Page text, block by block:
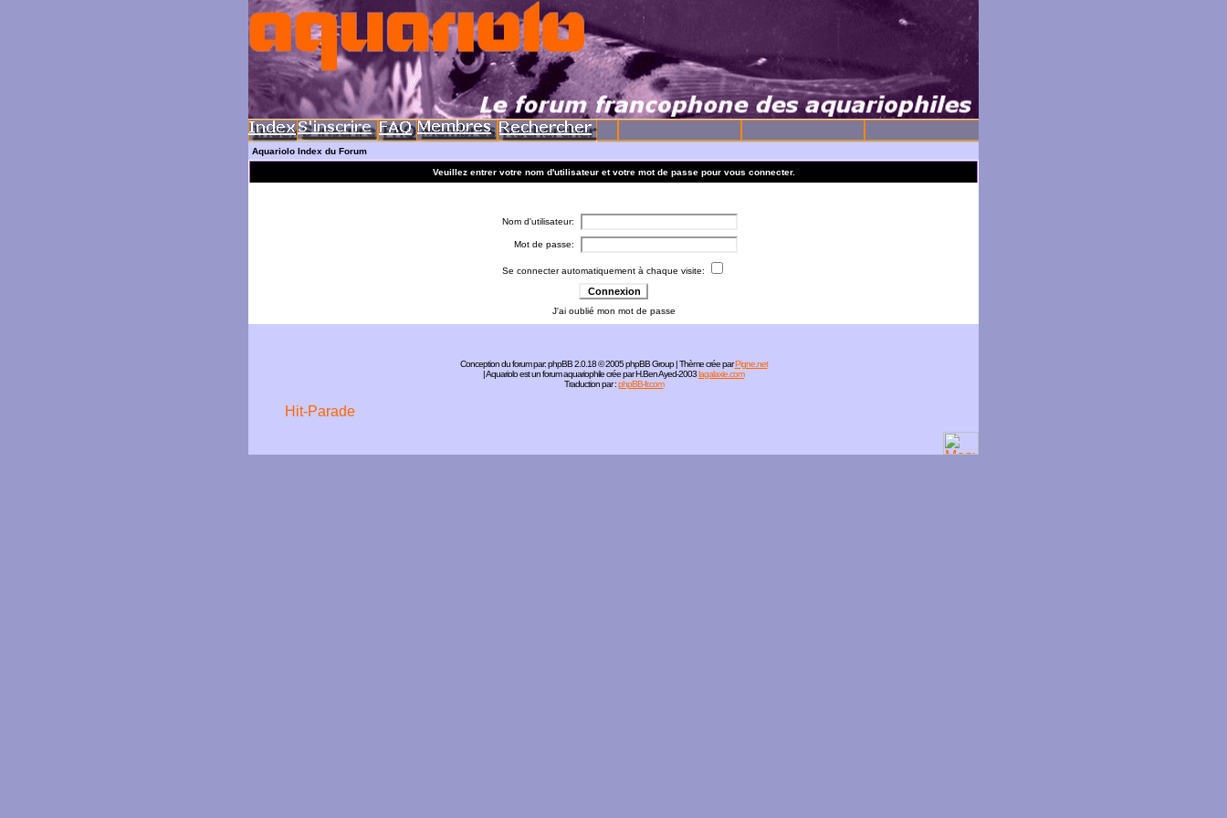
Aquariolo Index du Forum
Veuillez entrer votre nom d'utilisateur et votre mot de passe pour vous connecter.
Nom d'utilisateur:
Mot de passe:
Se connecter automatiquement à chaque visite:
J'ai oublié mon mot de passe
Conception du forum par:phpBB2.0.18 © 2005 phpBB Group | Thème crée parPigne.net
| Aquariolo est un forum aquariophile crée par H.Ben Ayed-2003lagalaxie.com
Traduction par :phpBB-fr.com